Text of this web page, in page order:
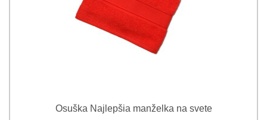
Osuška Najlepšia manželka na svete